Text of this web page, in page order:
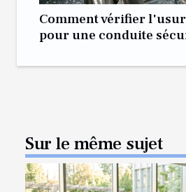
Comment vérifier
pour une conduite
Sur le même sujet